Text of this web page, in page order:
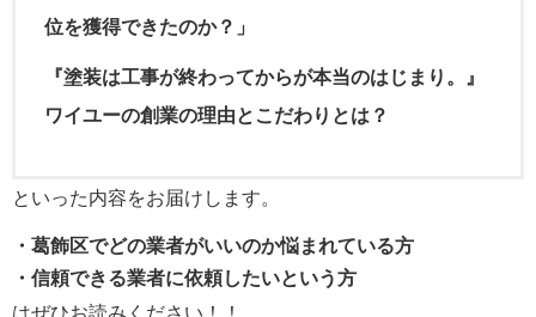
位を獲得できたのか？」
『塗装は工事が終わってからが本当のはじまり。』
ワイユーの創業の理由とこだわりとは？
といった内容をお届けします。
・葛飾区でどの業者がいいのか悩まれている方
・信頼できる業者に依頼したいという方
はぜひお読みください！！